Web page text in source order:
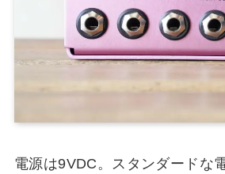
電源は9VDC。スタンダードな